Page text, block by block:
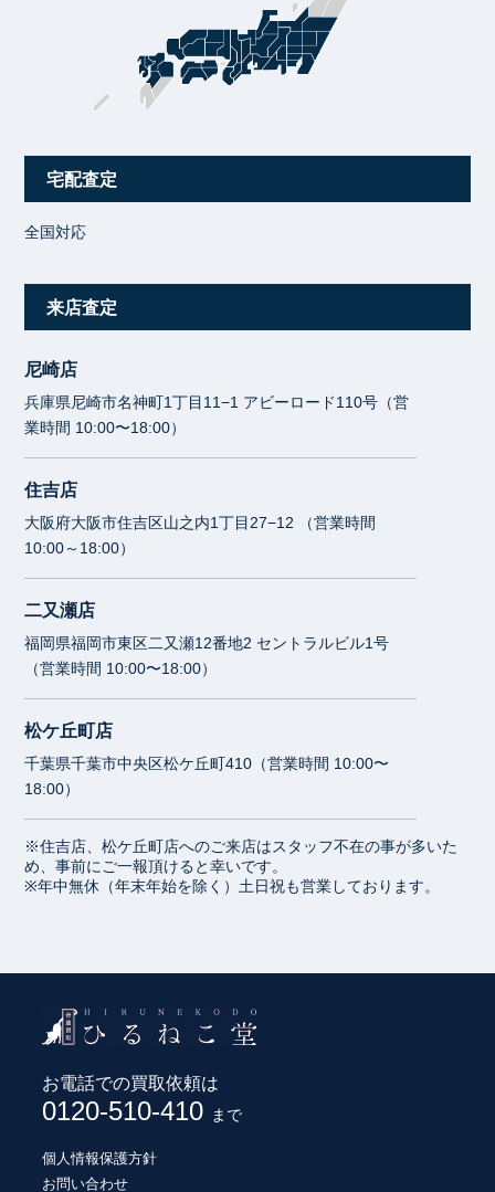
宅配査定
全国対応
来店査定
尼崎店
兵庫県尼崎市名神町1丁目11−1 アビーロード110号（営
業時間 10:00〜18:00）
住吉店
大阪府大阪市住吉区山之内1丁目27−12 （営業時間
10:00～18:00）
二又瀬店
福岡県福岡市東区二又瀬12番地2 セントラルビル1号
（営業時間 10:00〜18:00）
松ケ丘町店
千葉県千葉市中央区松ケ丘町410（営業時間 10:00〜
18:00）
※住吉店、松ケ丘町店へのご来店はスタッフ不在の事が多いた
め、事前にご一報頂けると幸いです。
※年中無休（年末年始を除く）土日祝も営業しております。
お電話での買取依頼は
0120-510-410 まで
個人情報保護方針
お問い合わせ